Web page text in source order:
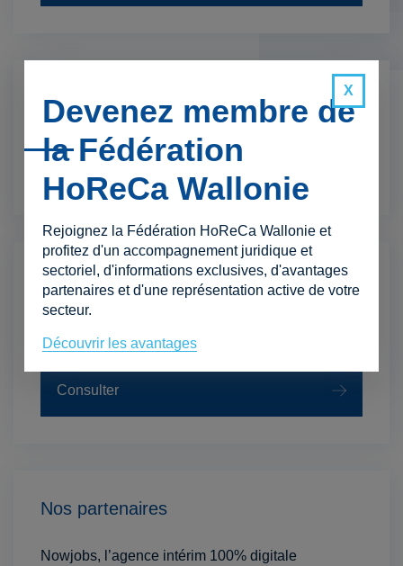
Notre secteur
Consulter
Nos services & avantages
Consulter
Nos partenaires
Nowjobs, l’agence intérim 100% digitale
Devenez membre de
la Fédération
HoReCa Wallonie
Rejoignez la Fédération HoReCa Wallonie et
profitez d'un accompagnement juridique et
sectoriel, d'informations exclusives, d'avantages
partenaires et d'une représentation active de votre
secteur.
Découvrir les avantages